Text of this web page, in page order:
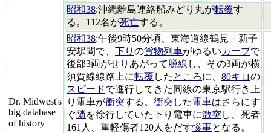
Dr. Midwest's
big database
of history
昭和38:沖縄離島連絡船みどり丸が転覆す
る。112名が死亡する。
昭和38:午後9時50分頃、東海道線鶴見－新子
安駅間で、 下り の貨物列車がゆるいカーブで
後部3両がせり あがって脱線 し、その3両が横
須賀線線路上に転覆 した ところに、 80キロの
スピードで進行してきた同線の東京駅行き上
り電車が衝突する。 衝突 した電車はさらにす
ぐ隣を徐行していた下り電車に激突 し、死者
161人、重軽傷者120人をだす惨事となる。